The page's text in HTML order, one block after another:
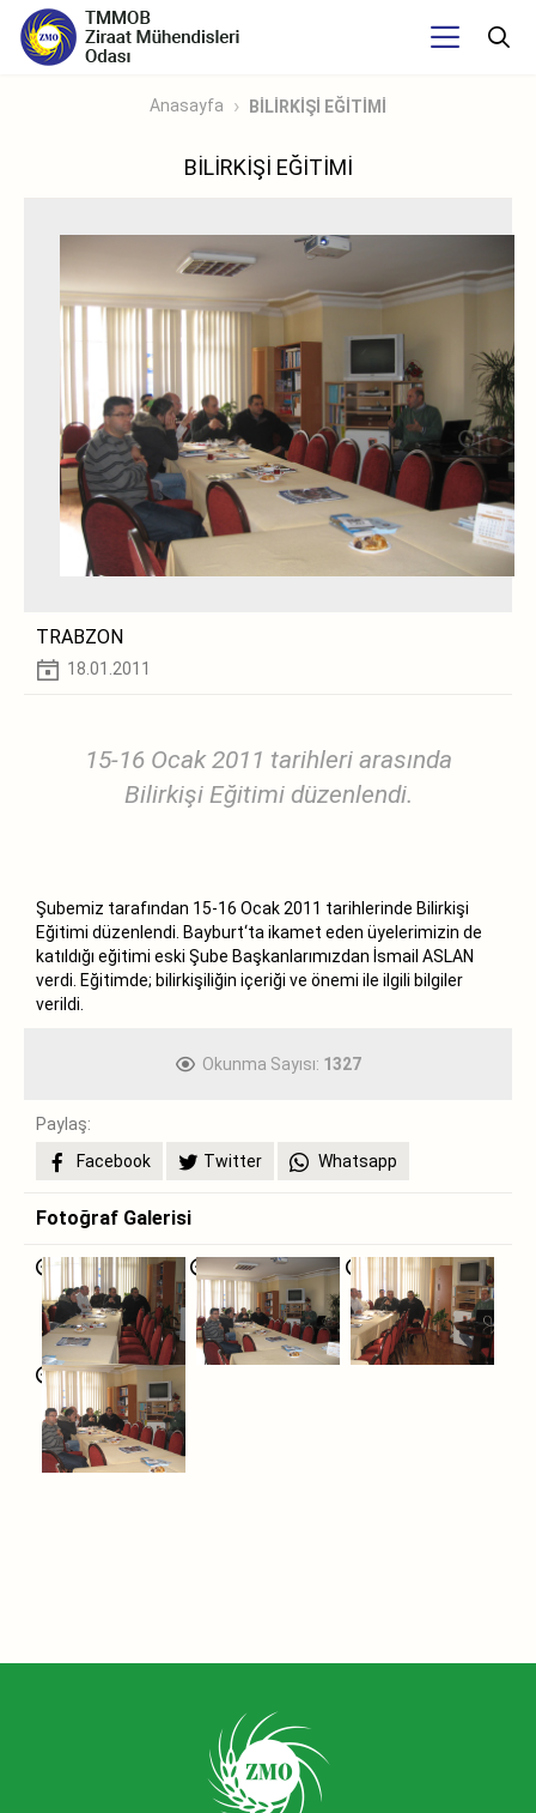
Anasayfa BİLİRKİŞİ EĞİTİMİ
BİLİRKİŞİ EĞİTİMİ
TRABZON
18.01.2011
15-16 Ocak 2011 tarihleri arasında
Bilirkişi Eğitimi düzenlendi.
Şubemiz tarafından 15-16 Ocak 2011 tarihlerinde Bilirkişi
Eğitimi düzenlendi. Bayburt‘ta ikamet eden üyelerimizin de
katıldığı eğitimi eski Şube Başkanlarımızdan İsmail ASLAN
verdi. Eğitimde; bilirkişiliğin içeriği ve önemi ile ilgili bilgiler
verildi.
Okunma Sayısı: 1327
Paylaş:
Facebook
Twitter Whatsapp
Fotoğraf Galerisi